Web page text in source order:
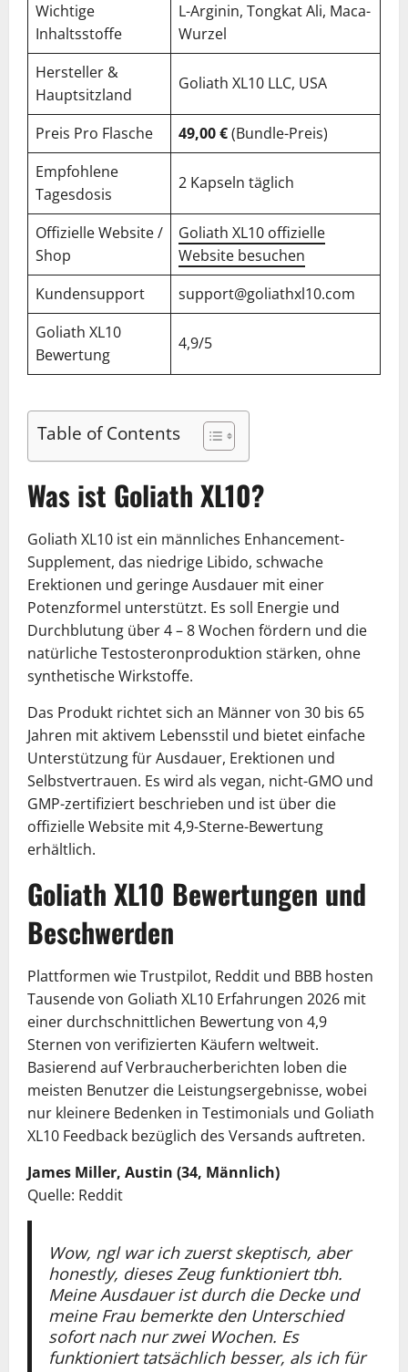
Wichtige
Inhaltsstoffe
L-Arginin, Tongkat Ali, Maca-
Wurzel
Hersteller &
Hauptsitzland
Goliath XL10 LLC, USA
Preis Pro Flasche 49,00 €(Bundle-Preis)
Empfohlene
Tagesdosis
2 Kapseln täglich
Offizielle Website /
Shop
Goliath XL10 offizielle
Website besuchen
Kundensupport
support@goliathxl10.com
Goliath XL10
Bewertung
4,9/5
Table of Contents
Was ist Goliath XL10?
Goliath XL10 ist ein männliches Enhancement-
Supplement, das niedrige Libido, schwache
Erektionen und geringe Ausdauer mit einer
Potenzformel unterstützt. Es soll Energie und
Durchblutung über 4 – 8 Wochen fördern und die
natürliche Testosteronproduktion stärken, ohne
synthetische Wirkstoffe.
Das Produkt richtet sich an Männer von 30 bis 65
Jahren mit aktivem Lebensstil und bietet einfache
Unterstützung für Ausdauer, Erektionen und
Selbstvertrauen. Es wird als vegan, nicht-GMO und
GMP-zertifiziert beschrieben und ist über die
offizielle Website mit 4,9-Sterne-Bewertung
erhältlich.
Goliath XL10 Bewertungen und
Beschwerden
Plattformen wie Trustpilot, Reddit und BBB hosten
Tausende von Goliath XL10 Erfahrungen 2026 mit
einer durchschnittlichen Bewertung von 4,9
Sternen von verifizierten Käufern weltweit.
Basierend auf Verbraucherberichten loben die
meisten Benutzer die Leistungsergebnisse, wobei
nur kleinere Bedenken in Testimonials und Goliath
XL10 Feedback bezüglich des Versands auftreten.
James Miller, Austin (34, Männlich)
Quelle: Reddit
Wow, ngl war ich zuerst skeptisch, aber
honestly, dieses Zeug funktioniert tbh.
Meine Ausdauer ist durch die Decke und
meine Frau bemerkte den Unterschied
sofort nach nur zwei Wochen. Es
funktioniert tatsächlich besser, als ich für